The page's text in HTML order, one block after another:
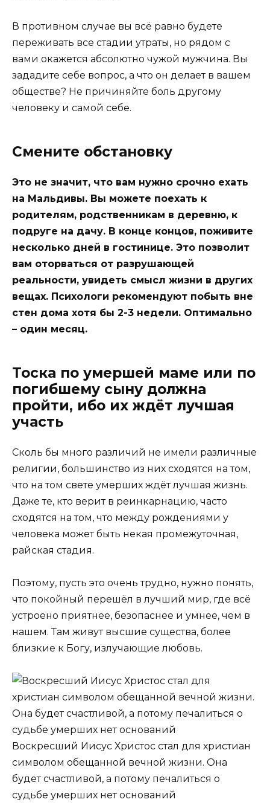
В противном случае вы всё равно будете
переживать все стадии утраты, но рядом с
вами окажется абсолютно чужой мужчина. Вы
зададите себе вопрос, а что он делает в вашем
обществе? Не причиняйте боль другому
человеку и самой себе.
Смените обстановку
Это не значит, что вам нужно срочно ехать
на Мальдивы. Вы можете поехать к
родителям, родственникам в деревню, к
подруге на дачу. В конце концов, поживите
несколько дней в гостинице. Это позволит
вам оторваться от разрушающей
реальности, увидеть смысл жизни в других
вещах. Психологи рекомендуют побыть вне
стен дома хотя бы 2-3 недели. Оптимально
– один месяц.
Тоска по умершей маме или по
погибшему сыну должна
пройти, ибо их ждёт лучшая
участь
Сколь бы много различий не имели различные
религии, большинство из них сходятся на том,
что на том свете умерших ждёт лучшая жизнь.
Даже те, кто верит в реинкарнацию, часто
сходятся на том, что между рождениями у
человека может быть некая промежуточная,
райская стадия.
Поэтому, пусть это очень трудно, нужно понять,
что покойный перешёл в лучший мир, где всё
устроено приятнее, безопаснее и умнее, чем в
нашем. Там живут высшие существа, более
близкие к Богу, излучающие любовь.
Воскресший Иисус Христос стал для христиан
символом обещанной вечной жизни. Она
будет счастливой, а потому печалиться о
судьбе умерших нет оснований